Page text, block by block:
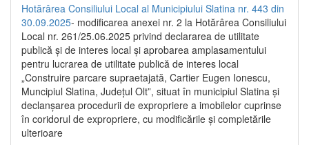
Hotărârea Consiliului Local al Municipiului Slatina nr. 443 din
30.09.2025- modificarea anexei nr. 2 la Hotărârea Consiliului
Local nr. 261/25.06.2025 privind declararea de utilitate
publică şi de interes local şi aprobarea amplasamentului
pentru lucrarea de utilitate publică de interes local
„Construire parcare supraetajată, Cartier Eugen Ionescu,
Muncipiul Slatina, Judeţul Olt”, situat în municipiul Slatina şi
declanşarea procedurii de expropriere a imobilelor cuprinse
în coridorul de expropriere, cu modificările şi completările
ulterioare